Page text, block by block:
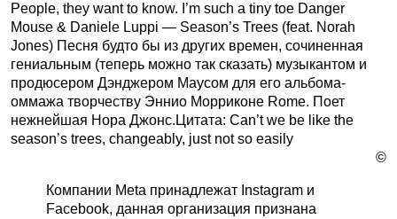
People, they want to know. I’m such a tiny toe Danger
Mouse & Daniele Luppi — Season’s Trees (feat. Norah
Jones) Песня будто бы из других времен, сочиненная
гениальным (теперь можно так сказать) музыкантом и
продюсером Дэнджером Маусом для его альбома-
оммажа творчеству Эннио Морриконе Rome. Поет
нежнейшая Нора Джонс.Цитата: Can’t we be like the
season’s trees, changeably, just not so easily
©
Компании Meta принадлежат Instagram и
Facebook, данная организация признана